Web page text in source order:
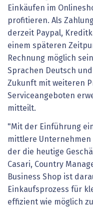
Einkäufen im
profitieren. Als
derzeit Paypal,
einem späteren
Rechnung möglich
Sprachen Deutsch
Zukunft mit weiteren
Serviceangeboten
mitteilt.
"Mit der Einführung
mittlere
der die heutige
Casari, Country
Business Shop ist
Einkaufsprozess für
effizient wie möglich